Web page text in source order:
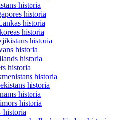
historia
historia
historia
historia
historia
historia
historia
historia
historia
historia
historia
historia
historia